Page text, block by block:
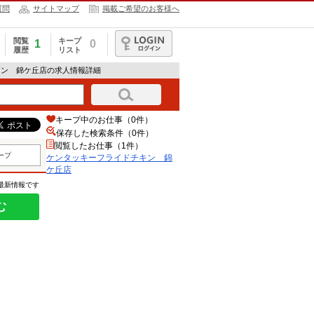
問 サイトマップ 掲載ご希望のお客様へ
閲覧
履歴
1
キープ
リスト
0
ログイン
ン 錦ケ丘店の求人情報詳細
プ
新情報です
キープ中のお仕事（0件）
保存した検索条件（0件）
閲覧したお仕事（1件）
ケンタッキーフライドチキン 錦
ケ丘店